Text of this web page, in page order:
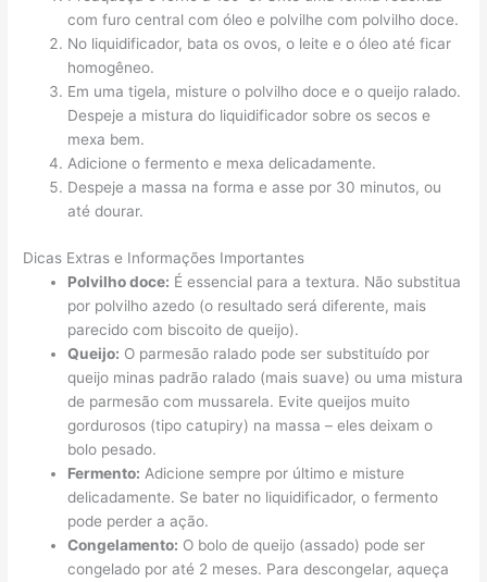
com furo central com óleo e polvilhe com polvilho doce.
No liquidificador, bata os ovos, o leite e o óleo até ficar
homogêneo.
Em uma tigela, misture o polvilho doce e o queijo ralado.
Despeje a mistura do liquidificador sobre os secos e
mexa bem.
Adicione o fermento e mexa delicadamente.
Despeje a massa na forma e asse por 30 minutos, ou
até dourar.
Dicas Extras e Informações Importantes
Polvilho doce: É essencial para a textura. Não substitua
por polvilho azedo (o resultado será diferente, mais
parecido com biscoito de queijo).
Queijo: O parmesão ralado pode ser substituído por
queijo minas padrão ralado (mais suave) ou uma mistura
de parmesão com mussarela. Evite queijos muito
gordurosos (tipo catupiry) na massa – eles deixam o
bolo pesado.
Fermento: Adicione sempre por último e misture
delicadamente. Se bater no liquidificador, o fermento
pode perder a ação.
Congelamento: O bolo de queijo (assado) pode ser
congelado por até 2 meses. Para descongelar, aqueça